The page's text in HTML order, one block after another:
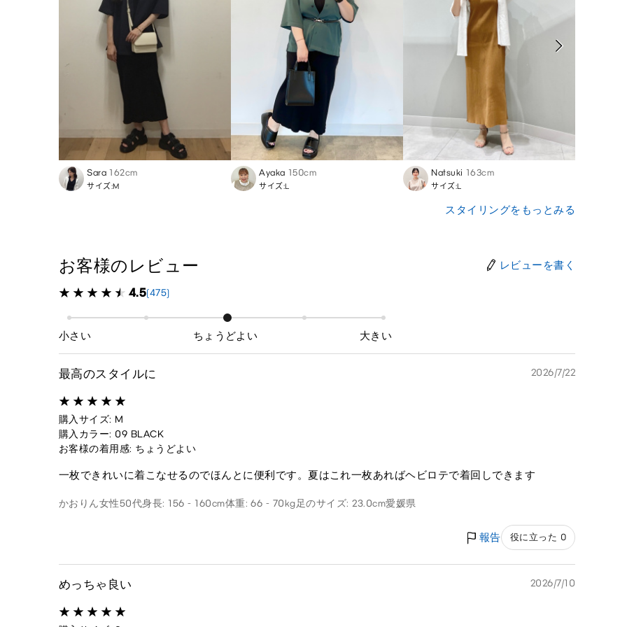
Sara 162cm
サイズ:M
Ayaka 150cm
サイズ:L
Natsuki 163cm
サイズ:L
スタイリングをもっとみる
お客様のレビュー レビューを書く
4.5(475)
小さい ちょうどよい 大きい
最高のスタイルに 2026/7/22
購入サイズ: M
購入カラー: 09 BLACK
お客様の着用感: ちょうどよい
一枚できれいに着こなせるのでほんとに便利です。夏はこれ一枚あればヘビロテで着回しできます
かおりん女性50代身長: 156 - 160cm体重: 66 - 70kg足のサイズ: 23.0cm愛媛県
報告 役に立った 0
めっちゃ良い 2026/7/10